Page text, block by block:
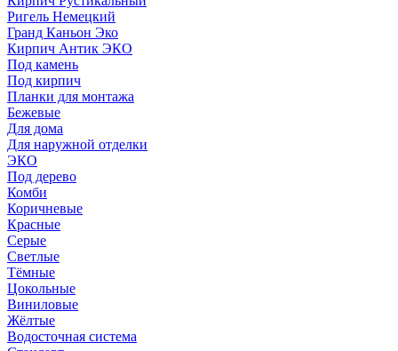
Ригель Немецкий
Гранд Каньон Эко
Кирпич Антик ЭКО
Под камень
Под кирпич
Планки для монтажа
Бежевые
Для дома
Для наружной отделки
ЭКO
Под дерево
Комби
Коричневые
Красные
Серые
Светлые
Тёмные
Цокольные
Виниловые
Жёлтые
Водосточная система